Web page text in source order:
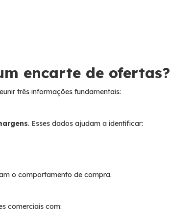
encarte de ofertas?
três informações fundamentais:
. Esses dados ajudam a identificar:
o comportamento de compra.
comerciais com: